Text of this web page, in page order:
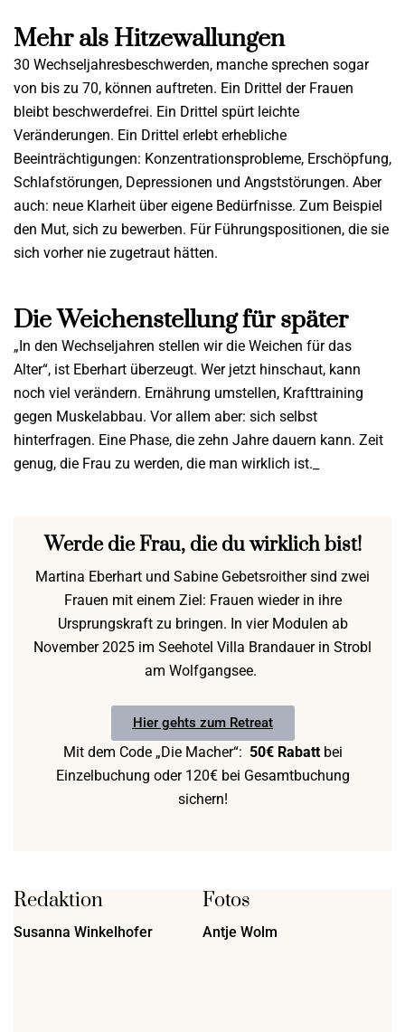
Mehr als Hitzewallungen
30 Wechseljahresbeschwerden, manche sprechen sogar
von bis zu 70, können auftreten. Ein Drittel der Frauen
bleibt beschwerdefrei. Ein Drittel spürt leichte
Veränderungen. Ein Drittel erlebt erhebliche
Beeinträchtigungen: Konzentrationsprobleme, Erschöpfung,
Schlafstörungen, Depressionen und Angststörungen. Aber
auch: neue Klarheit über eigene Bedürfnisse. Zum Beispiel
den Mut, sich zu bewerben. Für Führungspositionen, die sie
sich vorher nie zugetraut hätten.
Die Weichenstellung für später
„In den Wechseljahren stellen wir die Weichen für das
Alter“, ist Eberhart überzeugt. Wer jetzt hinschaut, kann
noch viel verändern. Ernährung umstellen, Krafttraining
gegen Muskelabbau. Vor allem aber: sich selbst
hinterfragen. Eine Phase, die zehn Jahre dauern kann. Zeit
genug, die Frau zu werden, die man wirklich ist._
Werde die Frau, die du wirklich bist!
Martina Eberhart und Sabine Gebetsroither sind zwei
Frauen mit einem Ziel: Frauen wieder in ihre
Ursprungskraft zu bringen. In vier Modulen ab
November 2025 im Seehotel Villa Brandauer in Strobl
am Wolfgangsee.
Hier gehts zum Retreat
Mit dem Code „Die Macher“: 50€ Rabattbei
Einzelbuchung oder 120€ bei Gesamtbuchung
sichern!
Redaktion
Susanna Winkelhofer
Fotos
Antje Wolm